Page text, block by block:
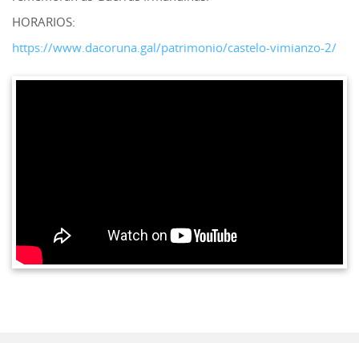
HORARIOS:
https://www.dacoruna.gal/patrimonio/castelo-vimianzo-2/